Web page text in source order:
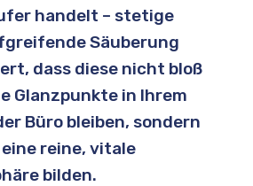
handelt – stetige
Säuberung
dass diese nicht bloß
Glanzpunkte in Ihrem
Büro bleiben, sondern
reine, vitale
bilden.